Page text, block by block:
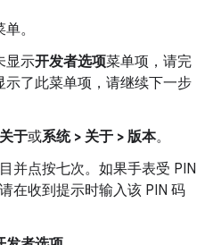
单。
显示开发者选项菜单项，请完
示了此菜单项，请继续下一步
于或系统 > 关于 > 版本。
并点按七次。如果手表受 PIN
在收到提示时输入该 PIN 码